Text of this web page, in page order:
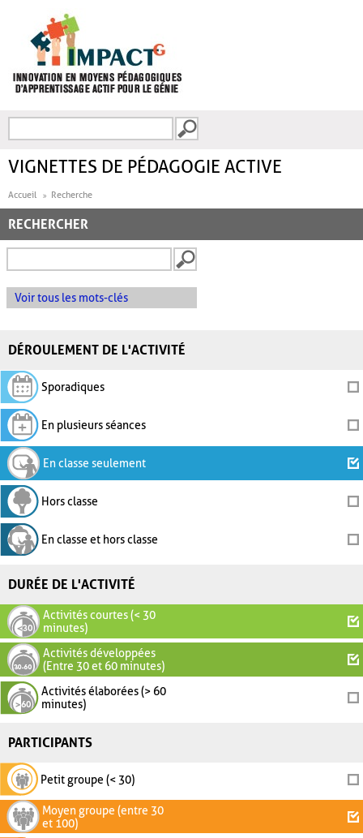
FORMULAIRE DE
VIGNETTES DE PÉDAGOGIE ACTIVE
Accueil Recherche
RECHERCHER
Voir tous les mots-clés
DÉROULEMENT DE L'ACTIVITÉ
Sporadiques
En plusieurs séances
En classe seulement
Hors classe
En classe et hors classe
DURÉE DE L'ACTIVITÉ
Activités courtes (< 30
minutes)
Activités développées
(Entre 30 et 60 minutes)
Activités élaborées (> 60
minutes)
PARTICIPANTS
Petit groupe (< 30)
Moyen groupe (entre 30
et 100)